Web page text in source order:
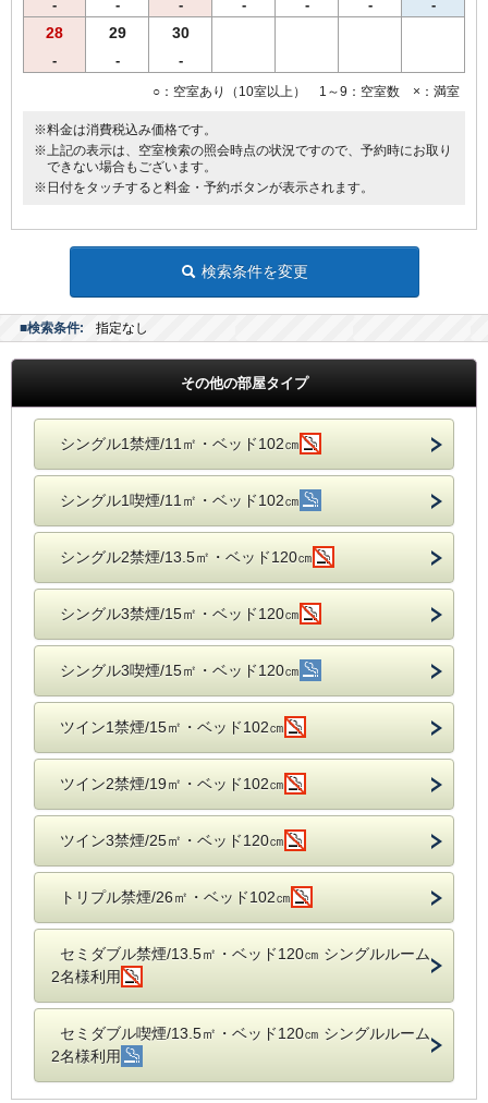
- - - - - - -
28
-
29
-
30
-
○：空室あり（10室以上） 1～9：空室数 ×：満室
※料金は消費税込み価格です。
※上記の表示は、空室検索の照会時点の状況ですので、予約時にお取り
できない場合もございます。
※日付をタッチすると料金・予約ボタンが表示されます。
検索条件を変更
■検索条件: 指定なし
その他の部屋タイプ
シングル1禁煙/11㎡・ベッド102㎝
シングル1喫煙/11㎡・ベッド102㎝
シングル2禁煙/13.5㎡・ベッド120㎝
シングル3禁煙/15㎡・ベッド120㎝
シングル3喫煙/15㎡・ベッド120㎝
ツイン1禁煙/15㎡・ベッド102㎝
ツイン2禁煙/19㎡・ベッド102㎝
ツイン3禁煙/25㎡・ベッド120㎝
トリプル禁煙/26㎡・ベッド102㎝
セミダブル禁煙/13.5㎡・ベッド120㎝ シングルルーム
2名様利用
セミダブル喫煙/13.5㎡・ベッド120㎝ シングルルーム
2名様利用